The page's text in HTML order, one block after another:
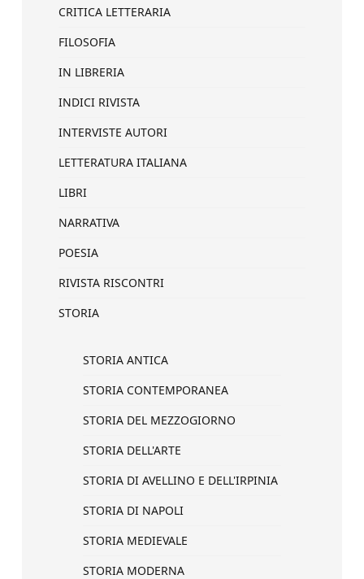
CRITICA LETTERARIA
FILOSOFIA
IN LIBRERIA
INDICI RIVISTA
INTERVISTE AUTORI
LETTERATURA ITALIANA
LIBRI
NARRATIVA
POESIA
RIVISTA RISCONTRI
STORIA
STORIA ANTICA
STORIA CONTEMPORANEA
STORIA DEL MEZZOGIORNO
STORIA DELL'ARTE
STORIA DI AVELLINO E DELL'IRPINIA
STORIA DI NAPOLI
STORIA MEDIEVALE
STORIA MODERNA